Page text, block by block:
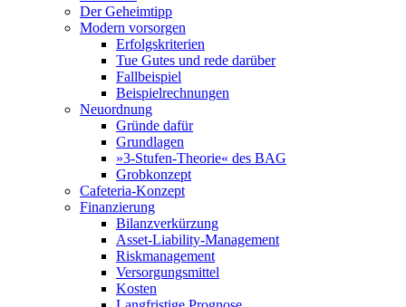
Der Geheimtipp
Modern vorsorgen
Erfolgskriterien
Tue Gutes und rede darüber
Fallbeispiel
Beispielrechnungen
Neuordnung
Gründe dafür
Grundlagen
»3-Stufen-Theorie« des BAG
Grobkonzept
Cafeteria-Konzept
Finanzierung
Bilanzverkürzung
Asset-Liability-Management
Riskmanagement
Versorgungsmittel
Kosten